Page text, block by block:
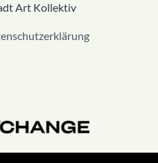
Art Kollektiv